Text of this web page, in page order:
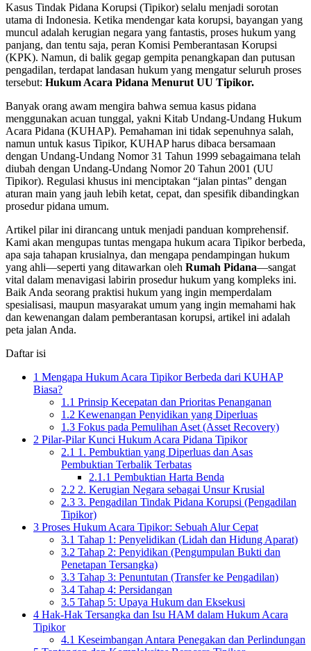
Kasus Tindak Pidana Korupsi (Tipikor) selalu menjadi sorotan
utama di Indonesia. Ketika mendengar kata korupsi, bayangan yang
muncul adalah kerugian negara yang fantastis, proses hukum yang
panjang, dan tentu saja, peran Komisi Pemberantasan Korupsi
(KPK). Namun, di balik gegap gempita penangkapan dan putusan
pengadilan, terdapat landasan hukum yang mengatur seluruh proses
tersebut: Hukum Acara Pidana Menurut UU Tipikor.
Banyak orang awam mengira bahwa semua kasus pidana
menggunakan acuan tunggal, yakni Kitab Undang-Undang Hukum
Acara Pidana (KUHAP). Pemahaman ini tidak sepenuhnya salah,
namun untuk kasus Tipikor, KUHAP harus dibaca bersamaan
dengan Undang-Undang Nomor 31 Tahun 1999 sebagaimana telah
diubah dengan Undang-Undang Nomor 20 Tahun 2001 (UU
Tipikor). Regulasi khusus ini menciptakan “jalan pintas” dengan
aturan main yang jauh lebih ketat, cepat, dan spesifik dibandingkan
prosedur pidana umum.
Artikel pilar ini dirancang untuk menjadi panduan komprehensif.
Kami akan mengupas tuntas mengapa hukum acara Tipikor berbeda,
apa saja tahapan krusialnya, dan mengapa pendampingan hukum
yang ahli—seperti yang ditawarkan oleh Rumah Pidana—sangat
vital dalam menavigasi labirin prosedur hukum yang kompleks ini.
Baik Anda seorang praktisi hukum yang ingin memperdalam
spesialisasi, maupun masyarakat umum yang ingin memahami hak
dan kewenangan dalam pemberantasan korupsi, artikel ini adalah
peta jalan Anda.
Daftar isi
1 Mengapa Hukum Acara Tipikor Berbeda dari KUHAP
Biasa?
1.1 Prinsip Kecepatan dan Prioritas Penanganan
1.2 Kewenangan Penyidikan yang Diperluas
1.3 Fokus pada Pemulihan Aset (Asset Recovery)
2 Pilar-Pilar Kunci Hukum Acara Pidana Tipikor
2.1 1. Pembuktian yang Diperluas dan Asas
Pembuktian Terbalik Terbatas
2.1.1 Pembuktian Harta Benda
2.2 2. Kerugian Negara sebagai Unsur Krusial
2.3 3. Pengadilan Tindak Pidana Korupsi (Pengadilan
Tipikor)
3 Proses Hukum Acara Tipikor: Sebuah Alur Cepat
3.1 Tahap 1: Penyelidikan (Lidah dan Hidung Aparat)
3.2 Tahap 2: Penyidikan (Pengumpulan Bukti dan
Penetapan Tersangka)
3.3 Tahap 3: Penuntutan (Transfer ke Pengadilan)
3.4 Tahap 4: Persidangan
3.5 Tahap 5: Upaya Hukum dan Eksekusi
4 Hak-Hak Tersangka dan Isu HAM dalam Hukum Acara
Tipikor
4.1 Keseimbangan Antara Penegakan dan Perlindungan